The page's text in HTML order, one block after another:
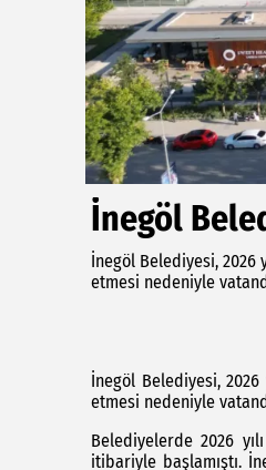
İnegöl
İnegöl Belediyesi, 2026
etmesi nedeniyle
İnegöl Belediyesi,
etmesi nedeniyle
Belediyelerde 2026
itibariyle başlamıştı.